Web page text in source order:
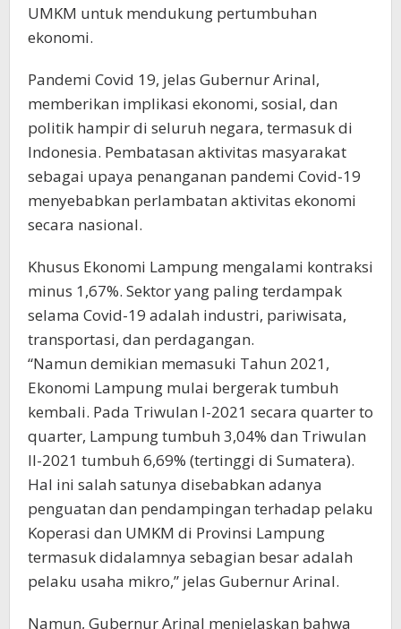
UMKM untuk mendukung pertumbuhan
ekonomi.
Pandemi Covid 19, jelas Gubernur Arinal,
memberikan implikasi ekonomi, sosial, dan
politik hampir di seluruh negara, termasuk di
Indonesia. Pembatasan aktivitas masyarakat
sebagai upaya penanganan pandemi Covid-19
menyebabkan perlambatan aktivitas ekonomi
secara nasional.
Khusus Ekonomi Lampung mengalami kontraksi
minus 1,67%. Sektor yang paling terdampak
selama Covid-19 adalah industri, pariwisata,
transportasi, dan perdagangan.
“Namun demikian memasuki Tahun 2021,
Ekonomi Lampung mulai bergerak tumbuh
kembali. Pada Triwulan I-2021 secara quarter to
quarter, Lampung tumbuh 3,04% dan Triwulan
II-2021 tumbuh 6,69% (tertinggi di Sumatera).
Hal ini salah satunya disebabkan adanya
penguatan dan pendampingan terhadap pelaku
Koperasi dan UMKM di Provinsi Lampung
termasuk didalamnya sebagian besar adalah
pelaku usaha mikro,” jelas Gubernur Arinal.
Namun, Gubernur Arinal menjelaskan bahwa